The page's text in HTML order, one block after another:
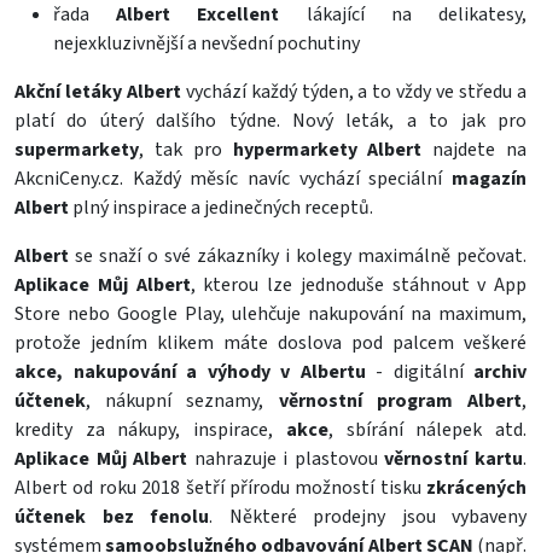
řadaAlbert Excellent lákající na delikatesy,
nejexkluzivnější a nevšední pochutiny
Akční letáky Albertvychází každý týden, a to vždy ve středu a
platí do úterý dalšího týdne. Nový leták, a to jak pro
supermarkety, tak pro hypermarketyAlbert najdete na
AkcniCeny.cz. Každý měsíc navíc vychází speciální magazín
Albertplný inspirace a jedinečných receptů.
Albert se snaží o své zákazníky i kolegy maximálně pečovat.
Aplikace Můj Albert, kterou lze jednoduše stáhnout v App
Store nebo Google Play, ulehčuje nakupování na maximum,
protože jedním klikem máte doslova pod palcem veškeré
akce, nakupování a výhody v Albertu - digitální archiv
účtenek, nákupní seznamy, věrnostní program Albert,
kredity za nákupy, inspirace, akce, sbírání nálepek atd.
Aplikace Můj Albert nahrazuje i plastovouvěrnostní kartu.
Albert od roku 2018 šetří přírodu možností tisku zkrácených
účtenek bez fenolu. Některé prodejny jsou vybaveny
systémemsamoobslužného odbavování Albert SCAN (např.